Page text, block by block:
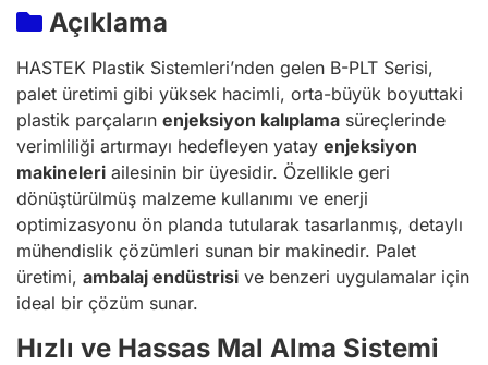
Açıklama
HASTEK Plastik Sistemleri’nden gelen B-PLT Serisi,
palet üretimi gibi yüksek hacimli, orta-büyük boyuttaki
plastik parçaların enjeksiyon kalıplama süreçlerinde
verimliliği artırmayı hedefleyen yatay enjeksiyon
makineleri ailesinin bir üyesidir. Özellikle geri
dönüştürülmüş malzeme kullanımı ve enerji
optimizasyonu ön planda tutularak tasarlanmış, detaylı
mühendislik çözümleri sunan bir makinedir. Palet
üretimi, ambalaj endüstrisi ve benzeri uygulamalar için
ideal bir çözüm sunar.
Hızlı ve Hassas Mal Alma Sistemi